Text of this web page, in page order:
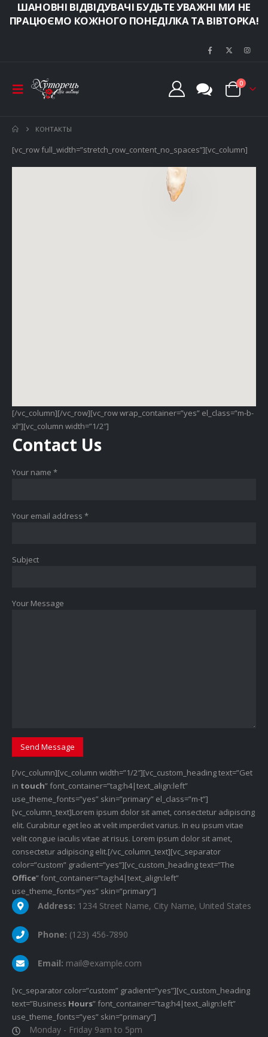
ШАНОВНІ ВІДВІДУВАЧІ БУДЬТЕ УВАЖНІ МИ НЕ
ПРАЦЮЄМО КОЖНОГО ПОНЕДІЛКА ТА ВІВТОРКА!
0
КОНТАКТЫ
[vc_row full_width=”stretch_row_content_no_spaces”][vc_column]
[/vc_column][/vc_row][vc_row wrap_container=”yes” el_class=”m-b-
xl”][vc_column width=”1/2″]
Contact Us
Your name *
Your email address *
Subject
Your Message
[/vc_column][vc_column width=”1/2″][vc_custom_heading text=”Get
in touch” font_container=”tag:h4|text_align:left”
use_theme_fonts=”yes” skin=”primary” el_class=”m-t”]
[vc_column_text]Lorem ipsum dolor sit amet, consectetur adipiscing
elit. Curabitur eget leo at velit imperdiet varius. In eu ipsum vitae
velit congue iaculis vitae at risus. Lorem ipsum dolor sit amet,
consectetur adipiscing elit.[/vc_column_text][vc_separator
color=”custom” gradient=”yes”][vc_custom_heading text=”The
Office” font_container=”tag:h4|text_align:left”
use_theme_fonts=”yes” skin=”primary”]
Address: 1234 Street Name, City Name, United States
Phone: (123) 456-7890
Email: mail@example.com
[vc_separator color=”custom” gradient=”yes”][vc_custom_heading
text=”Business Hours” font_container=”tag:h4|text_align:left”
use_theme_fonts=”yes” skin=”primary”]
Monday - Friday 9am to 5pm